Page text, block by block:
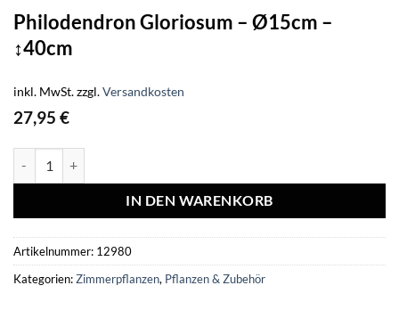
Philodendron Gloriosum – Ø15cm –
↕40cm
inkl. MwSt.zzgl.Versandkosten
27,95 €
IN DEN WARENKORB
Artikelnummer: 12980
Kategorien:Zimmerpflanzen, Pflanzen & Zubehör